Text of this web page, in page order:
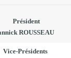
Président
ROUSSEAU
Vice-Présidents